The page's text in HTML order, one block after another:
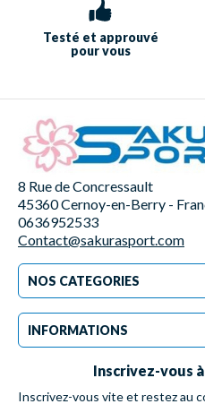
Testé et approuvé
pour vous
8 Rue de Concressault
45360 Cernoy-en-Berry -
0636952533
Contact@sakurasport.com
NOS CATEGORIES
INFORMATIONS
Inscrivez-vous
Inscrivez-vous vite et restez au